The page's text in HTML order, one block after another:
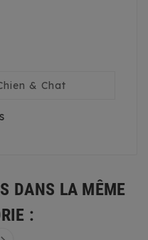
& Chat
DANS LA MÊME
: